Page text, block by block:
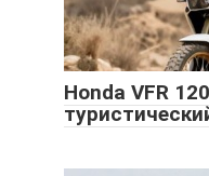
Honda VFR